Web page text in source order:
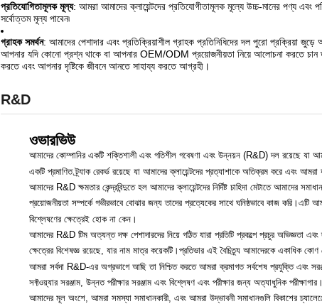
প্রতিযোগিতামূলক মূল্য: আমরা আমাদের ক্লায়েন্টদের প্রতিযোগীতামূলক মূল্যে উচ্চ-মানের পণ্য এবং
সর্বোত্তম মূল্য পাবেন৷
গ্রাহক সমর্থন: আমাদের পেশাদার এবং প্রতিক্রিয়াশীল গ্রাহক প্রতিনিধিদের দল পুরো প্রক্রিয়া
আপনার যদি কোনো প্রশ্ন থাকে বা আপনার OEM/ODM প্রয়োজনীয়তা নিয়ে আলোচনা করতে চান
করতে এবং আপনার দৃষ্টিকে জীবনে আনতে সাহায্য করতে আগ্রহী।
R&D
ওভারভিউ
আমাদের কোম্পানির একটি শক্তিশালী এবং গতিশীল গবেষণা এবং উন্নয়ন (R&D) দল রয়েছে যা
একটি প্রমাণিত ট্র্যাক রেকর্ড রয়েছে যা আমাদের ক্লায়েন্টদের প্রত্যাশাকে অতিক্রম করে এবং
আমাদের R&D ক্ষমতার কেন্দ্রবিন্দুতে হল আমাদের ক্লায়েন্টদের নির্দিষ্ট চাহিদা মেটাতে আমাদের
প্রয়োজনীয়তা সম্পর্কে গভীরভাবে বোঝার জন্য তাদের প্রত্যেকের সাথে ঘনিষ্ঠভাবে কাজ করি।এটি
বিশ্লেষণের ক্ষেত্রেই হোক না কেন।
আমাদের R&D টিম অত্যন্ত দক্ষ পেশাদারদের নিয়ে গঠিত যারা প্রতিটি প্রকল্পে প্রচুর অভিজ্ঞতা
ক্ষেত্রের বিশেষজ্ঞ রয়েছে, যার নাম মাত্র কয়েকটি।প্রতিভার এই বৈচিত্র্য আমাদেরকে একাধিক
আমরা সর্বদা R&D-এর অগ্রভাগে আছি তা নিশ্চিত করতে আমরা ক্রমাগত সর্বশেষ প্রযুক্তি এবং
সফ্টওয়্যার সরঞ্জাম, উন্নত পরীক্ষার সরঞ্জাম এবং বিশ্লেষণ এবং পরীক্ষার জন্য অত্যাধুনিক পরীক্ষাগার।
আমাদের মূল অংশে, আমরা সমস্যা সমাধানকারী, এবং আমরা উদ্ভাবনী সমাধানগুলি বিকাশের